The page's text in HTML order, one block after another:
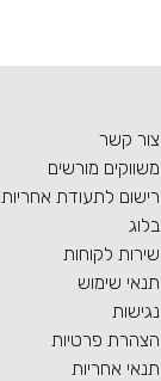
צור קשר
משווקים מורשים
רישום לתעודת אחריות
בלוג
שירות לקוחות
תנאי שימוש
נגישות
הצהרת פרטיות
תנאי אחריות